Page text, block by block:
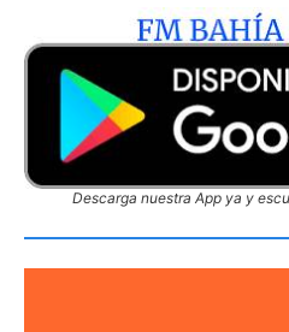
Descarga nuestra App ya y